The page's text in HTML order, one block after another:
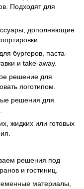
Подходят для
дополняющие
бургеров, паста-
и take-away.
решение для
логотипом.
решения для
жидких или готовых
решения под
и гостиниц.
материалы,